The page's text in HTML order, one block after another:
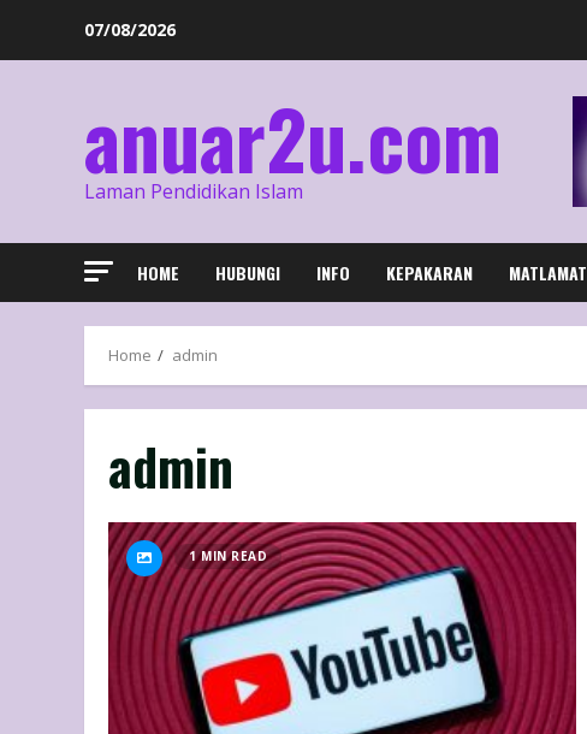
07/08/2026
anuar2u.com
Laman Pendidikan Islam
HOME HUBUNGI INFO KEPAKARAN MATLAMAT
Home admin
admin
1 MIN READ